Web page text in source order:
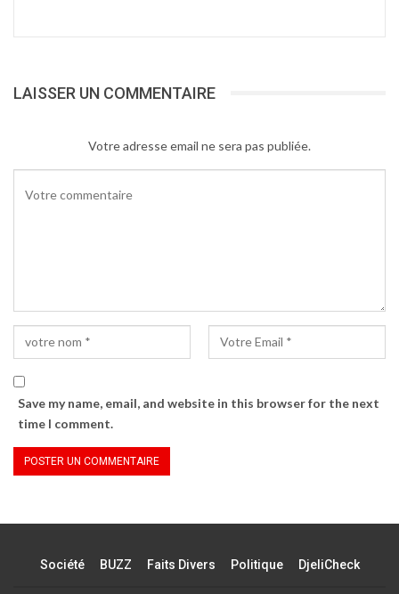
LAISSER UN COMMENTAIRE
Votre adresse email ne sera pas publiée.
Save my name, email, and website in this browser for the next
time I comment.
Société BUZZ Faits Divers Politique DjeliCheck